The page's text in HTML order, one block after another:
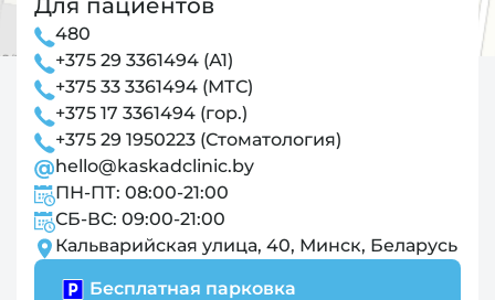
Для пациентов
480
+375 29 3361494 (А1)
+375 33 3361494 (МТС)
+375 17 3361494 (гор.)
+375 29 1950223 (Стоматология)
hello@kaskadclinic.by
ПН-ПТ: 08:00-21:00
СБ-ВС: 09:00-21:00
Кальварийская улица, 40, Минск, Беларусь
Бесплатная парковка